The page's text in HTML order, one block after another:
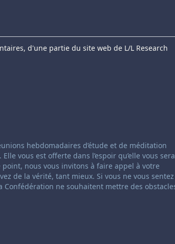
d'une partie du site web de L/L Research
hebdomadaires d’étude et de méditation
vous est offerte dans l’espoir qu’elle vous sera
nous vous invitons à faire appel à votre
de la vérité, tant mieux. Si vous ne vous sentez
Confédération ne souhaitent mettre des